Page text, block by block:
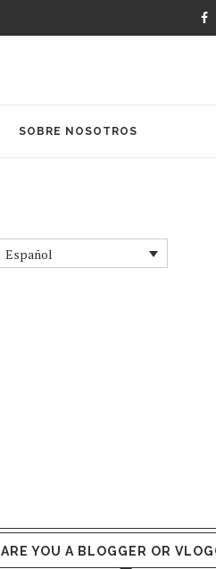
SOBRE NOSOTROS
Español
ARE YOU A BLOGGER OR